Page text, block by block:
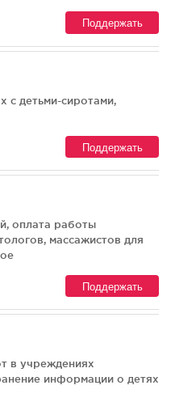
Поддержать
с детьми-сиротами,
Поддержать
оплата работы
массажистов для
Поддержать
в учреждениях
информации о детях